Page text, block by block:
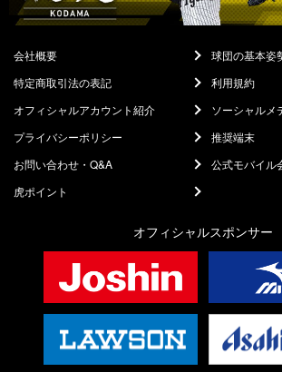
会社概要
球団の基本姿
特定商取引法の表記
利用規約
オフィシャルアカウント紹介
ソーシャルメ
プライバシーポリシー
推奨端末
お問い合わせ・Q&A
公式モバイル
虎ポイント
オフィシャルスポンサー